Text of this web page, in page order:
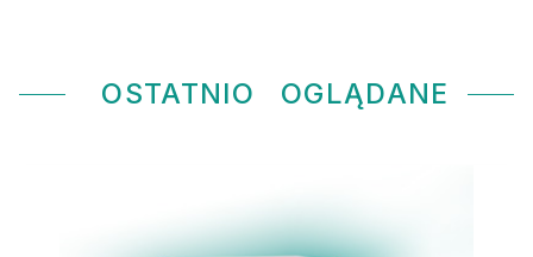
OSTATNIO OGLĄDANE